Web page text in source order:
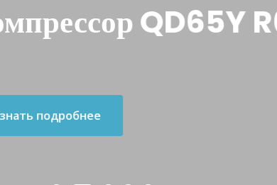
QD65Y R600